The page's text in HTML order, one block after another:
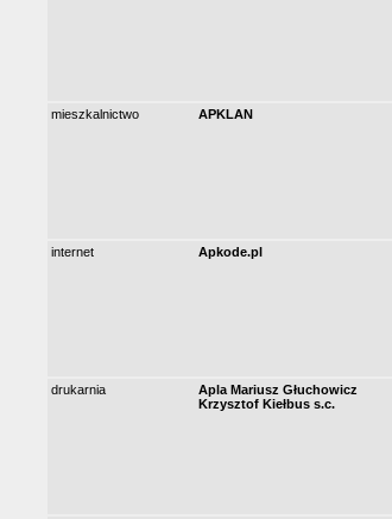
mieszkalnictwo
APKLAN
internet
Apkode.pl
drukarnia
Apla Mariusz Głuchowicz
Krzysztof Kiełbus s.c.